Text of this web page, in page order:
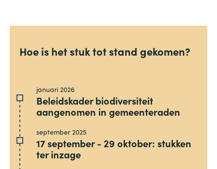
Hoe is het stuk tot stand gekomen?
januari 2026
Beleidskader biodiversiteit
aangenomen in gemeenteraden
september 2025
17 september - 29 oktober: stukken
ter inzage